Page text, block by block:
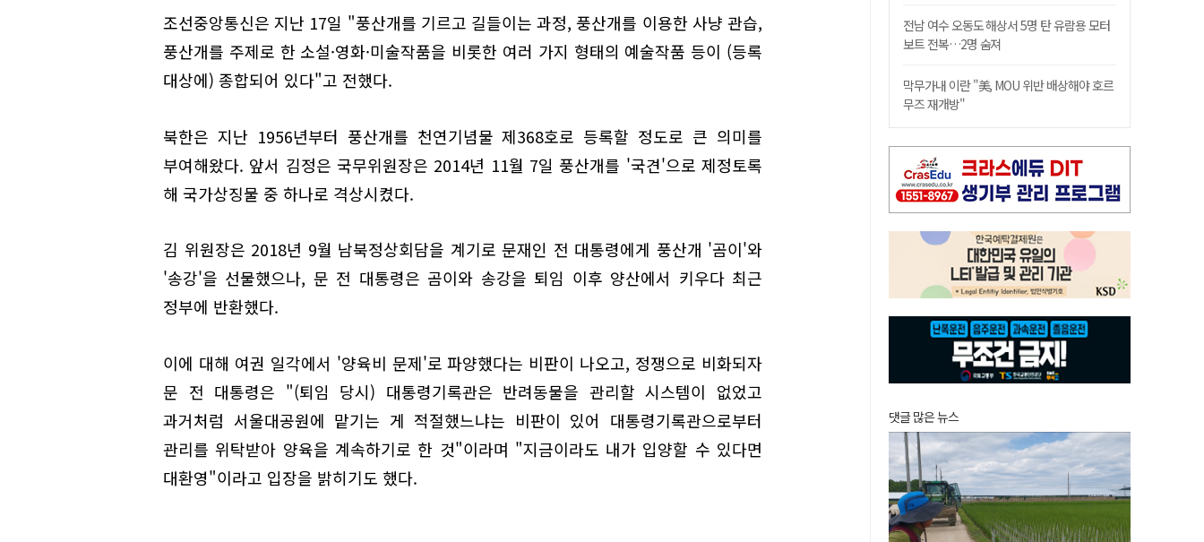
조선중앙통신은 지난 17일 "풍산개를 기르고 길들이는 과정, 풍산개를 이용한 사냥 관습,
풍산개를 주제로 한 소설·영화·미술작품을 비롯한 여러 가지 형태의 예술작품 등이 (등록
대상에) 종합되어 있다"고 전했다.
북한은 지난 1956년부터 풍산개를 천연기념물 제368호로 등록할 정도로 큰 의미를
부여해왔다. 앞서 김정은 국무위원장은 2014년 11월 7일 풍산개를 '국견'으로 제정토록
해 국가상징물 중 하나로 격상시켰다.
김 위원장은 2018년 9월 남북정상회담을 계기로 문재인 전 대통령에게 풍산개 '곰이'와
'송강'을 선물했으나, 문 전 대통령은 곰이와 송강을 퇴임 이후 양산에서 키우다 최근
정부에 반환했다.
이에 대해 여권 일각에서 '양육비 문제'로 파양했다는 비판이 나오고, 정쟁으로 비화되자
문 전 대통령은 "(퇴임 당시) 대통령기록관은 반려동물을 관리할 시스템이 없었고
과거처럼 서울대공원에 맡기는 게 적절했느냐는 비판이 있어 대통령기록관으로부터
관리를 위탁받아 양육을 계속하기로 한 것"이라며 "지금이라도 내가 입양할 수 있다면
대환영"이라고 입장을 밝히기도 했다.
전남 여수 오동도 해상서 5명 탄 유람용 모터
보트 전복…2명 숨져
막무가내 이란 "美, MOU 위반 배상해야 호르
무즈 재개방"
댓글 많은 뉴스